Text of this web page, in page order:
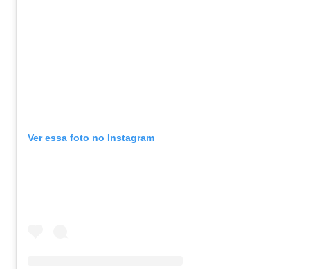
Ver essa foto no Instagram